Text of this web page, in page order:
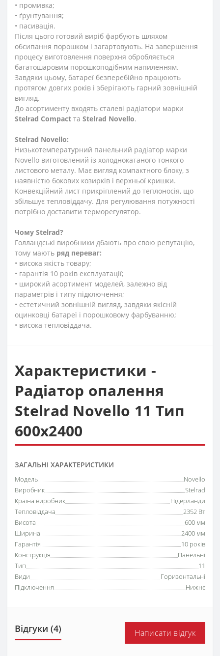
• промивка;
• ґрунтування;
• пасивація.
Після цього готовий виріб фарбують шляхом
обсипання порошком і загартовують. На завершення
процесу виготовлення поверхня обробляється
багатошаровим порошкоподібним напиленням.
Завдяки цьому, батареї безперебійно працюють
протягом довгих років і зберігають гарний зовнішній
вигляд.
До асортименту входять сталеві радіатори марки
Stelrad Compact та Stelrad Novello.
Stelrad Novello:
Низькотемпературний панельний радіатор марки
Novello виготовлений із холоднокатаного тонкого
листового металу. Має вигляд компактного блоку, з
наявністю бокових козирків і верхньої кришки.
Конвекційний лист прикріплений до теплоносія, що
збільшує тепловіддачу. Для регулювання потужності
потрібно доставити терморегулятор.
Чому Stelrad?
Голландські виробники дбають про свою репутацію,
тому мають ряд переваг:
• висока якість товару;
• гарантія 10 років експлуатації;
• широкий асортимент моделей, залежно від
параметрів і типу підключення;
• естетичний зовнішній вигляд, завдяки якісній
оцинковці батареї і порошковому фарбуванню;
• висока тепловіддача.
Характеристики -
Радіатор опалення
Stelrad Novello 11 Тип
600х2400
ЗАГАЛЬНІ ХАРАКТЕРИСТИКИ
Модель
Novello
Виробник
Stelrad
Країна виробник
Нідерланди
Тепловіддача
2352 Вт
Висота
600 мм
Ширина
2400 мм
Гарантія
10 років
Конструкція
Панельні
Тип
11
Види
Горизонтальні
Підключення
Нижнє
Відгуки (4) Написати відгук